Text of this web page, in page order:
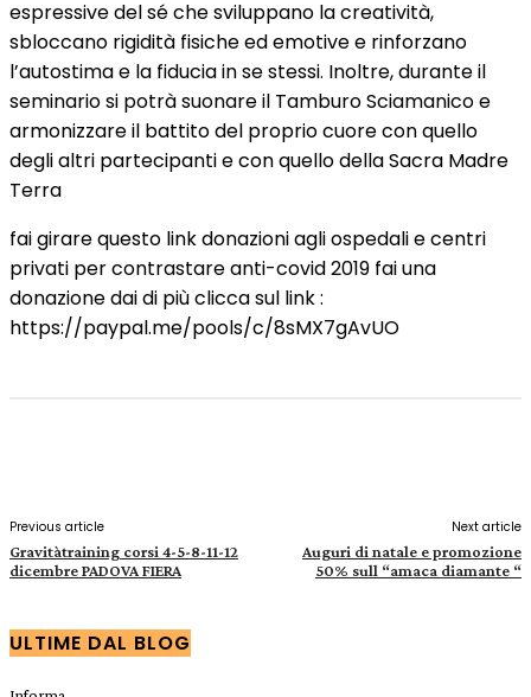
espressive del sé che sviluppano la creatività,
sbloccano rigidità fisiche ed emotive e rinforzano
l’autostima e la fiducia in se stessi. Inoltre, durante il
seminario si potrà suonare il Tamburo Sciamanico e
armonizzare il battito del proprio cuore con quello
degli altri partecipanti e con quello della Sacra Madre
Terra
fai girare questo link donazioni agli ospedali e centri
privati per contrastare anti-covid 2019 fai una
donazione dai di più clicca sul link :
https://paypal.me/pools/c/8sMX7gAvUO
Previous article
Gravitàtraining corsi 4-5-8-11-12
dicembre PADOVA FIERA
Next article
Auguri di natale e promozione
50% sull “amaca diamante “
ULTIME DAL BLOG